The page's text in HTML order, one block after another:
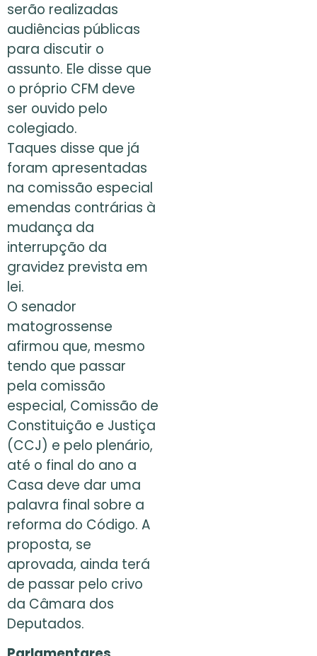
serão realizadas
audiências públicas
para discutir o
assunto. Ele disse que
o próprio CFM deve
ser ouvido pelo
colegiado.
Taques disse que já
foram apresentadas
na comissão especial
emendas contrárias à
mudança da
interrupção da
gravidez prevista em
lei.
O senador
matogrossense
afirmou que, mesmo
tendo que passar
pela comissão
especial, Comissão de
Constituição e Justiça
(CCJ) e pelo plenário,
até o final do ano a
Casa deve dar uma
palavra final sobre a
reforma do Código. A
proposta, se
aprovada, ainda terá
de passar pelo crivo
da Câmara dos
Deputados.